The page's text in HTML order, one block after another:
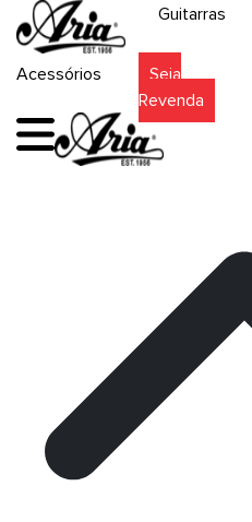
Guitarras
Acessórios
Seja
Revenda